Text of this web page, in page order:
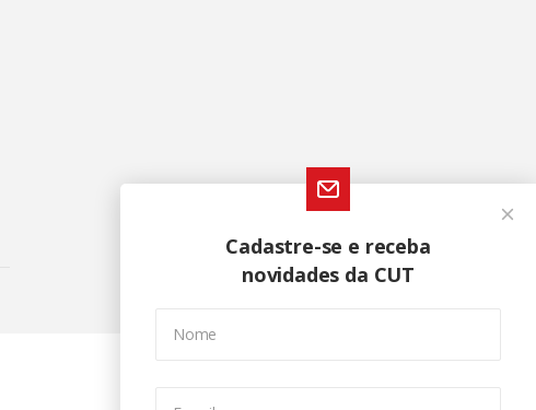
Cadastre-se e receba
novidades da CUT
Nome